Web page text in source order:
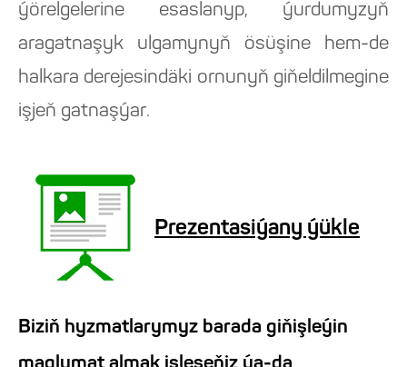
ýörelgelerine esaslanyp, ýurdumyzyň
aragatnaşyk ulgamynyň ösüşine hem-de
halkara derejesindäki ornunyň giňeldilmegine
işjeň gatnaşýar.
Prezentasiýany ýükle
Biziň hyzmatlarymyz barada giňişleýin